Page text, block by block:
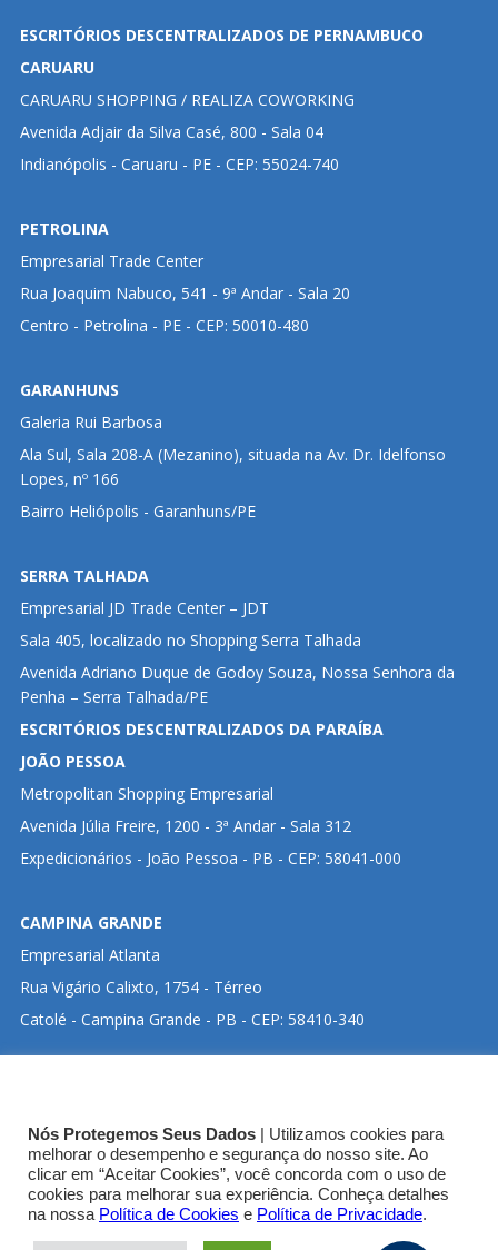
ESCRITÓRIOS DESCENTRALIZADOS DE PERNAMBUCO
CARUARU
CARUARU SHOPPING / REALIZA COWORKING
Avenida Adjair da Silva Casé, 800 - Sala 04
Indianópolis - Caruaru - PE - CEP: 55024-740
PETROLINA
Empresarial Trade Center
Rua Joaquim Nabuco, 541 - 9ª Andar - Sala 20
Centro - Petrolina - PE - CEP: 50010-480
GARANHUNS
Galeria Rui Barbosa
Ala Sul, Sala 208-A (Mezanino), situada na Av. Dr. Idelfonso
Lopes, nº 166
Bairro Heliópolis - Garanhuns/PE
SERRA TALHADA
Empresarial JD Trade Center – JDT
Sala 405, localizado no Shopping Serra Talhada
Avenida Adriano Duque de Godoy Souza, Nossa Senhora da
Penha – Serra Talhada/PE
ESCRITÓRIOS DESCENTRALIZADOS DA PARAÍBA
JOÃO PESSOA
Metropolitan Shopping Empresarial
Avenida Júlia Freire, 1200 - 3ª Andar - Sala 312
Expedicionários - João Pessoa - PB - CEP: 58041-000
CAMPINA GRANDE
Empresarial Atlanta
Rua Vigário Calixto, 1754 - Térreo
Catolé - Campina Grande - PB - CEP: 58410-340
GOOGLE MAPS:
SEDE CRT-03
Nós Protegemos Seus Dados | Utilizamos cookies para
melhorar o desempenho e segurança do nosso site. Ao
clicar em “Aceitar Cookies”, você concorda com o uso de
cookies para melhorar sua experiência. Conheça detalhes
na nossa Política de Cookies e Política de Privacidade.